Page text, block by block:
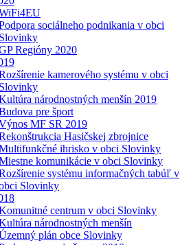
sociálneho podnikania v obci
Slovinky
Regióny 2020
kamerového systému v obci
Slovinky
národnostných menšín 2019
pre šport
MF SR 2019
Hasičskej zbrojnice
ihrisko v obci Slovinky
komunikácie v obci Slovinky
systému informačných tabúľ v
Slovinky
centrum v obci Slovinky
národnostných menšín
plán obce Slovinky